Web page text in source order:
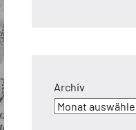
Archiv